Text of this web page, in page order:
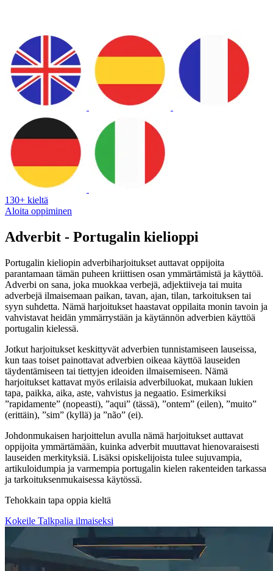
130+ kieltä
Aloita oppiminen
Adverbit - Portugalin kielioppi
Portugalin kieliopin adverbiharjoitukset auttavat oppijoita
parantamaan tämän puheen kriittisen osan ymmärtämistä ja käyttöä.
Adverbi on sana, joka muokkaa verbejä, adjektiiveja tai muita
adverbejä ilmaisemaan paikan, tavan, ajan, tilan, tarkoituksen tai
syyn suhdetta. Nämä harjoitukset haastavat oppilaita monin tavoin ja
vahvistavat heidän ymmärrystään ja käytännön adverbien käyttöä
portugalin kielessä.
Jotkut harjoitukset keskittyvät adverbien tunnistamiseen lauseissa,
kun taas toiset painottavat adverbien oikeaa käyttöä lauseiden
täydentämiseen tai tiettyjen ideoiden ilmaisemiseen. Nämä
harjoitukset kattavat myös erilaisia adverbiluokat, mukaan lukien
tapa, paikka, aika, aste, vahvistus ja negaatio. Esimerkiksi
”rapidamente” (nopeasti), ”aqui” (tässä), ”ontem” (eilen), ”muito”
(erittäin), ”sim” (kyllä) ja ”não” (ei).
Johdonmukaisen harjoittelun avulla nämä harjoitukset auttavat
oppijoita ymmärtämään, kuinka adverbit muuttavat hienovaraisesti
lauseiden merkityksiä. Lisäksi opiskelijoista tulee sujuvampia,
artikuloidumpia ja varmempia portugalin kielen rakenteiden tarkassa
ja tarkoituksenmukaisessa käytössä.
Tehokkain tapa oppia kieltä
Kokeile Talkpalia ilmaiseksi